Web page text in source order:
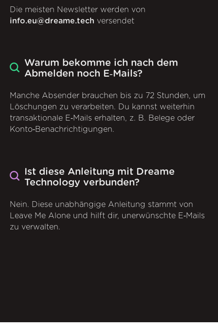
Die meisten Newsletter werden von
info.eu@dreame.tech versendet
Warum bekomme ich nach dem
Abmelden noch E‑Mails?
Manche Absender brauchen bis zu 72 Stunden, um
Löschungen zu verarbeiten. Du kannst weiterhin
transaktionale E‑Mails erhalten, z. B. Belege oder
Konto‑Benachrichtigungen.
Ist diese Anleitung mit Dreame
Technology verbunden?
Nein. Diese unabhängige Anleitung stammt von
Leave Me Alone und hilft dir, unerwünschte E‑Mails
zu verwalten.